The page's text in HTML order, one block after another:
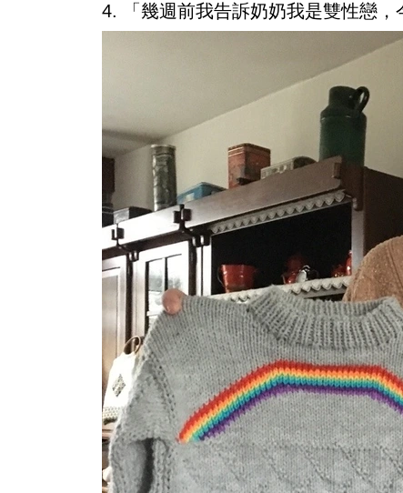
4. 「幾週前我告訴奶奶我是雙性戀，